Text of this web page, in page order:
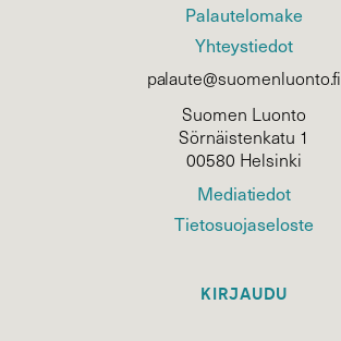
Palautelomake
Yhteystiedot
palaute@suomenluonto.fi
Suomen Luonto
Sörnäistenkatu 1
00580 Helsinki
Mediatiedot
Tietosuojaseloste
KIRJAUDU